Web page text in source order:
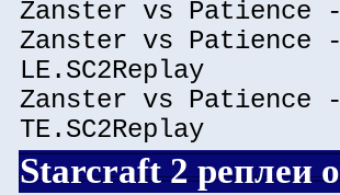
Zanster vs Patience -
Zanster vs
LE.SC2Replay
Zanster vs Patience
TE.SC2Replay
Starcraft 2 реплеи